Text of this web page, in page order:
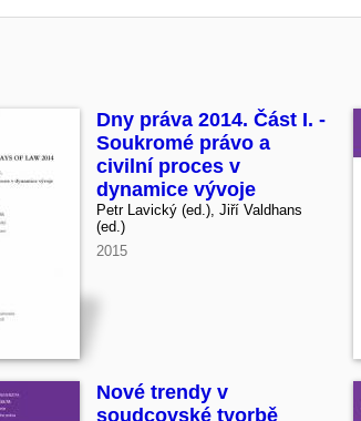
Dny práva 2014. Část I. -
Soukromé právo a
civilní proces v
dynamice vývoje
Petr Lavický (ed.), Jiří Valdhans
(ed.)
2015
Nové trendy v
soudcovské tvorbě